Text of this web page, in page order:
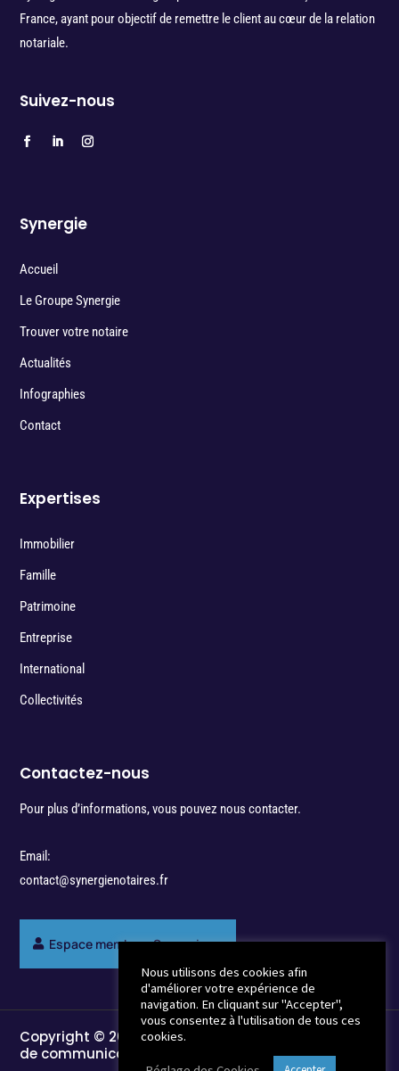
France, ayant pour objectif de remettre le client au cœur de la relation
notariale.
Suivez-nous
Synergie
Accueil
Le Groupe Synergie
Trouver votre notaire
Actualités
Infographies
Contact
Expertises
Immobilier
Famille
Patrimoine
Entreprise
International
Collectivités
Contactez-nous
Pour plus d’informations, vous pouvez nous contacter.
Email:
contact@synergienotaires.fr
Espace membres Synergie
Copyright © 2022 - Break-Out Company - Agence
de communication
Nous utilisons des cookies afin
d'améliorer votre expérience de
navigation. En cliquant sur "Accepter",
vous consentez à l'utilisation de tous ces
cookies.